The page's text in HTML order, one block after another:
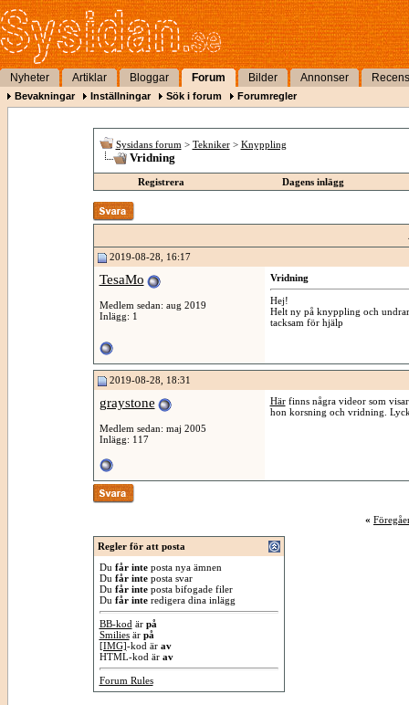
Nyheter Artiklar Bloggar Forum Bilder Annonser
Bevakningar Inställningar Sök i forum Forumregler
Sysidans forum > Tekniker > Knyppling
Vridning
Registrera Dagens inlägg
2019-08-28, 16:17
TesaMo
Medlem sedan: aug 2019
Inlägg: 1
Vridning
Hej!
Helt ny på knyppling och
tacksam för hjälp
2019-08-28, 18:31
graystone
Medlem sedan: maj 2005
Inlägg: 117
Härfinns några videor som
hon korsning och vridning.
«
Regler för att posta
Du får inteposta nya ämnen
Du får inteposta svar
Du får inteposta bifogade filer
Du får interedigera dina inlägg
BB-kod är på
Smiliesär på
[IMG]-kod är av
HTML-kod är av
Forum Rules